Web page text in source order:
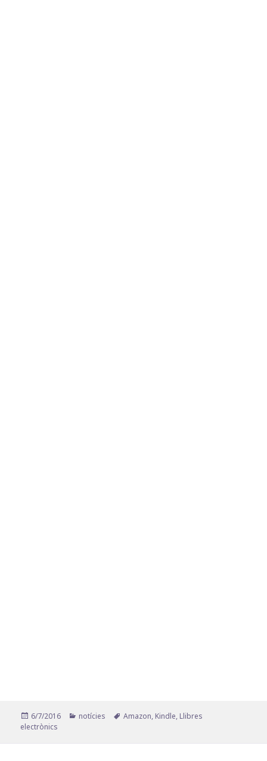
Publicat
el
6/7/2016 Categories
notícies Etiquetes
Amazon, Kindle, Llibres
electrònics